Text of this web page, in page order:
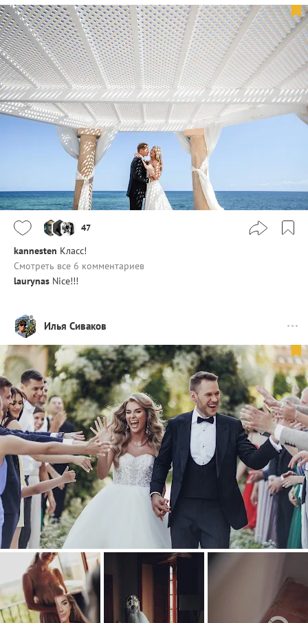
47
kannesten Класс!
Смотреть все 6 комментариев
laurynas Nice!!!
Илья Сиваков